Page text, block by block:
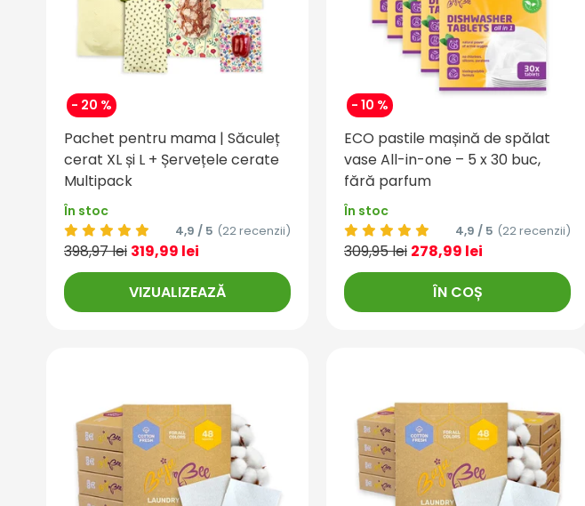
- 20 %
Pachet pentru mama | Săculeț
cerat XL și L + Șervețele cerate
Multipack
În stoc
4,9 / 5 (22 recenzii)
398,97 lei 319,99 lei
VIZUALIZEAZĂ
- 10 %
ECO pastile mașină de spălat
vase All-in-one – 5 x 30 buc,
fără parfum
În stoc
4,9 / 5 (22 recenzii)
309,95 lei 278,99 lei
ÎN COȘ